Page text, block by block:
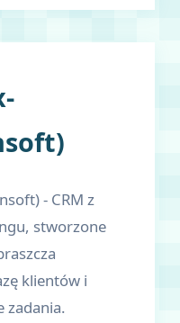
- CRM z
stworzone
klientów i
zadania.